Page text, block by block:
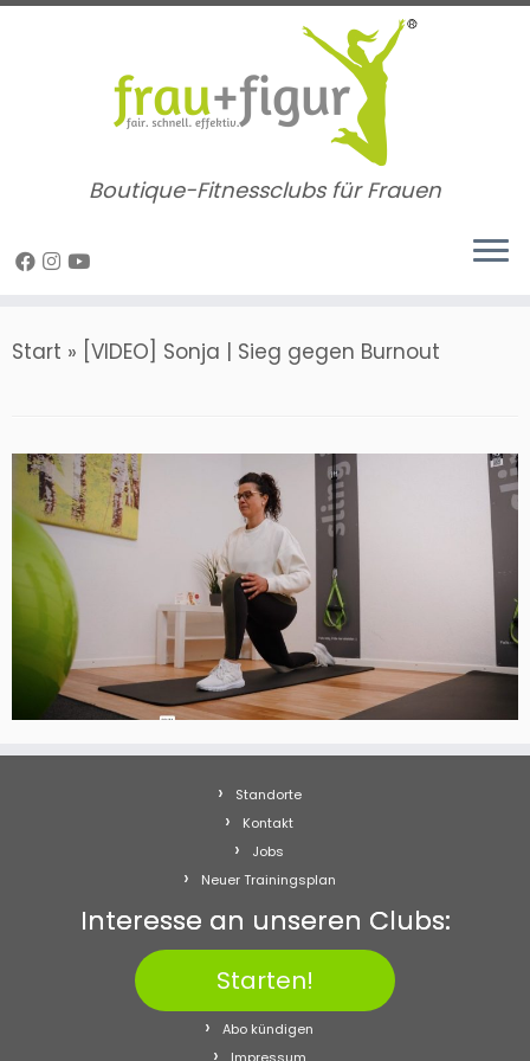
Zum
Boutique-Fitnessclubs für Frauen
Start » [VIDEO] Sonja | Sieg gegen Burnout
Standorte
Kontakt
Jobs
Neuer Trainingsplan
Interesse an unseren Clubs:
Starten!
Abo kündigen